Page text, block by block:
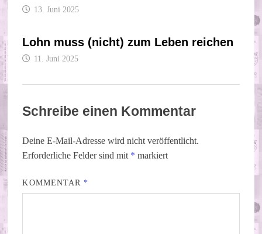
13. Juni 2025
Lohn muss (nicht) zum Leben reichen
11. Juni 2025
Schreibe einen Kommentar
Deine E-Mail-Adresse wird nicht veröffentlicht.
Erforderliche Felder sind mit * markiert
KOMMENTAR *